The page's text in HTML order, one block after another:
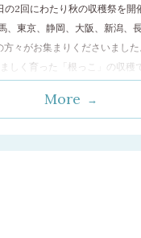
の2回にわたり秋の収穫祭を開
、東京、静岡、大阪、新潟、
方々がお集まりくださいまし
しく育った「根っこ」の収穫
す。 手慣れた方も初めてご参
More